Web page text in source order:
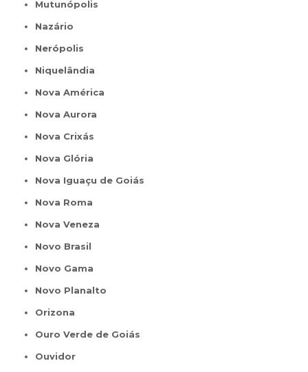
Mutunópolis
Nazário
Nerópolis
Niquelândia
Nova América
Nova Aurora
Nova Crixás
Nova Glória
Nova Iguaçu de Goiás
Nova Roma
Nova Veneza
Novo Brasil
Novo Gama
Novo Planalto
Orizona
Ouro Verde de Goiás
Ouvidor